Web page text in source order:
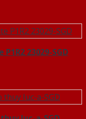
23029-SGD